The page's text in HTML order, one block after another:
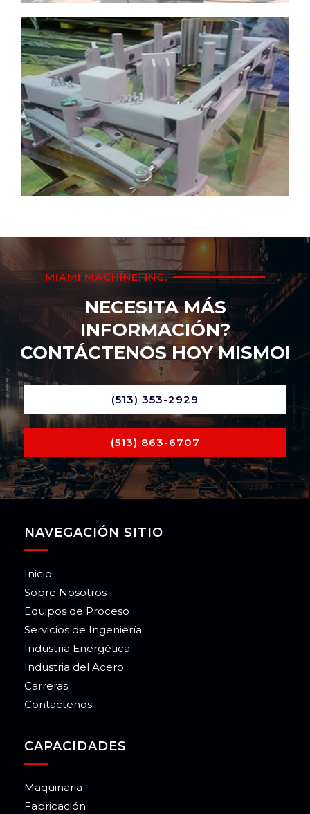
MIAMI MACHINE, INC.
NECESITA MÁS
INFORMACIÓN?
CONTÁCTENOS HOY MISMO!
(513) 353-2929
(513) 863-6707
NAVEGACIÓN SITIO
Inicio
Sobre Nosotros
Equipos de Proceso
Servicios de Ingeniería
Industria Energética
Industria del Acero
Carreras
Contactenos
CAPACIDADES
Maquinaria
Fabricación